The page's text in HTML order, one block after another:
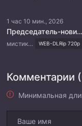
1 час 10 мин., 2026
Председатель-новичок Кан
мистика, бизнес, комедия, фэнтези WEB-DLRip 720p
Комментарии
Минимальная